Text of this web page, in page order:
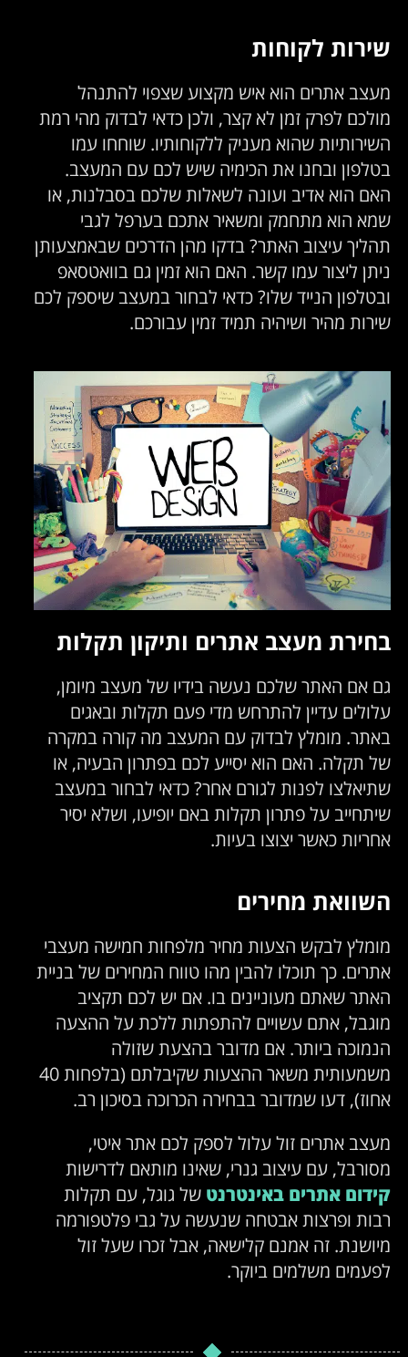
שירות לקוחות
מעצב אתרים הוא איש מקצוע שצפוי להתנהל
מולכם לפרק זמן לא קצר, ולכן כדאי לבדוק מהי רמת
השירותיות שהוא מעניק ללקוחותיו. שוחחו עמו
בטלפון ובחנו את הכימיה שיש לכם עם המעצב.
האם הוא אדיב ועונה לשאלות שלכם בסבלנות, או
שמא הוא מתחמק ומשאיר אתכם בערפל לגבי
תהליך עיצוב האתר? בדקו מהן הדרכים שבאמצעותן
ניתן ליצור עמו קשר. האם הוא זמין גם בוואטסאפ
ובטלפון הנייד שלו? כדאי לבחור במעצב שיספק לכם
שירות מהיר ושיהיה תמיד זמין עבורכם.
בחירת מעצב אתרים ותיקון תקלות
גם אם האתר שלכם נעשה בידיו של מעצב מיומן,
עלולים עדיין להתרחש מדי פעם תקלות ובאגים
באתר. מומלץ לבדוק עם המעצב מה קורה במקרה
של תקלה. האם הוא יסייע לכם בפתרון הבעיה, או
שתיאלצו לפנות לגורם אחר? כדאי לבחור במעצב
שיתחייב על פתרון תקלות באם יופיעו, ושלא יסיר
אחריות כאשר יצוצו בעיות.
השוואת מחירים
מומלץ לבקש הצעות מחיר מלפחות חמישה מעצבי
אתרים. כך תוכלו להבין מהו טווח המחירים של בניית
האתר שאתם מעוניינים בו. אם יש לכם תקציב
מוגבל, אתם עשויים להתפתות ללכת על ההצעה
הנמוכה ביותר. אם מדובר בהצעת שזולה
משמעותית משאר ההצעות שקיבלתם (בלפחות 40
אחוז), דעו שמדובר בבחירה הכרוכה בסיכון רב.
מעצב אתרים זול עלול לספק לכם אתר איטי,
מסורבל, עם עיצוב גנרי, שאינו מותאם לדרישות
קידום אתרים באינטרנט של גוגל, עם תקלות
רבות ופרצות אבטחה שנעשה על גבי פלטפורמה
מיושנת. זה אמנם קלישאה, אבל זכרו שעל זול
לפעמים משלמים ביוקר.